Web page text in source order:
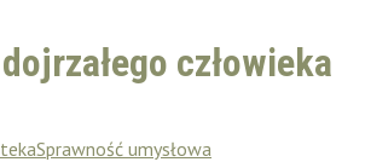
człowieka
Sprawność umysłowa